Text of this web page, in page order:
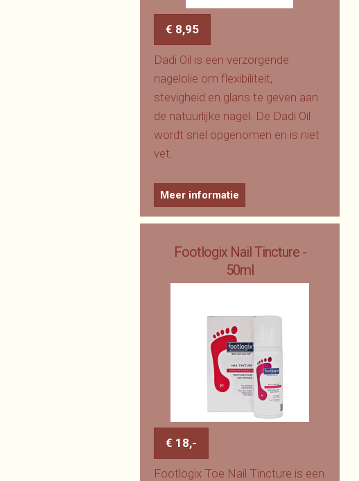
€ 8,95
Dadi Oil is een verzorgende
nagelolie om flexibiliteit,
stevigheid en glans te geven aan
de natuurlijke nagel. De Dadi Oil
wordt snel opgenomen en is niet
vet.
Meer informatie
Footlogix Nail Tincture -
50ml
€ 18,-
Footlogix Toe Nail Tincture is een